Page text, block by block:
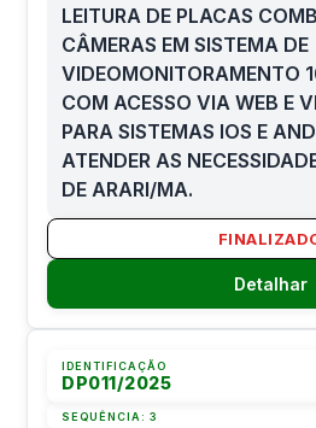
LEITURA DE PLACAS
CÂMERAS EM SISTEMA DE
VIDEOMONITORAMENTO
COM ACESSO VIA WEB E
PARA SISTEMAS IOS E
ATENDER AS
DE ARARI/MA.
Detalhar
IDENTIFICAÇÃO
DP011/2025
SEQUÊNCIA:3